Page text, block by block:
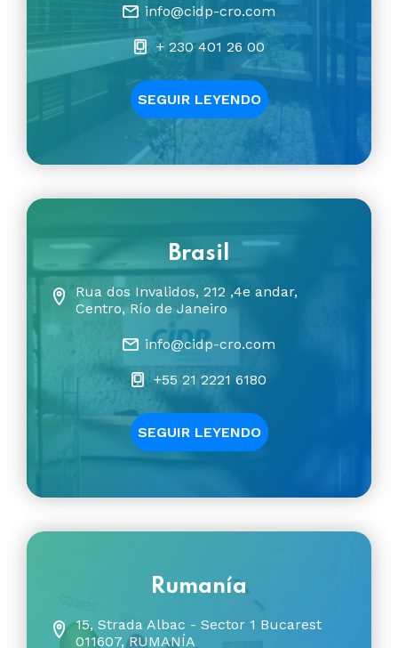
info@cidp-cro.com
+ 230 401 26 00
SEGUIR LEYENDO
Brasil
Rua dos Invalidos, 212 ,4e andar,
Centro, Río de Janeiro
info@cidp-cro.com
+55 21 2221 6180
SEGUIR LEYENDO
Rumanía
15, Strada Albac - Sector 1 Bucarest
011607, RUMANÍA